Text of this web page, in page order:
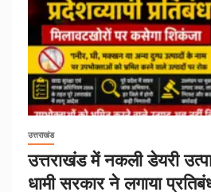
उत्तराखंड
उत्तराखंड में नकली डेयरी
धामी सरकार ने लगाया